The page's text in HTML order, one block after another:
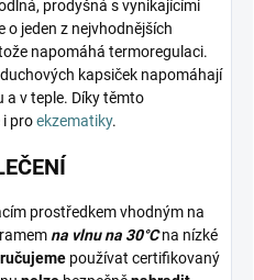
prodyšná s vynikajícími
jeden z nejvhodnějších
napomáhá termoregulaci.
kapsiček napomáhají
a v teple. Díky těmto
i proekzematiky.
prostředkem vhodným na
na vlnu na 30°Cna nízké
používat certifikovaný